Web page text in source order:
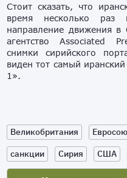
Стоит сказать, что
время несколько раз
направление движения
агентство Associated
снимки сирийского
виден тот самый
1».
Великобритания
санкции
Сирия США